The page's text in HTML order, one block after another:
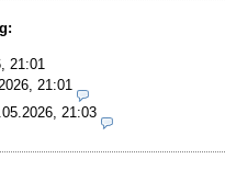
21:01
21:01
21:03